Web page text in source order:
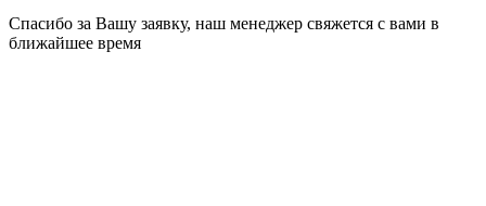
Спасибо за Вашу заявку, наш менеджер свяжется с вами в
ближайшее время